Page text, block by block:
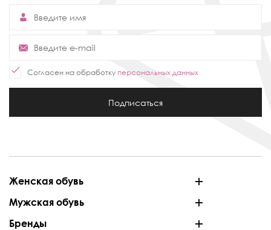
Согласен на обработку персональных данных
Подписаться
Женская обувь
Мужская обувь
Бренды